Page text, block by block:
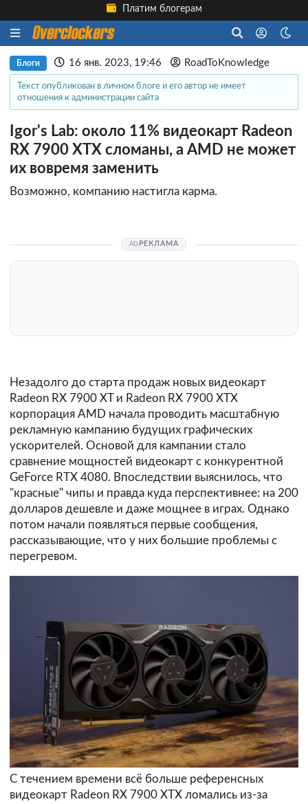
Платим блогерам
Блоги 16 янв. 2023, 19:46 RoadToKnowledge
Текст опубликован в личном блоге и его автор не имеет
отношения к администрации сайта
Igor's Lab: около 11% видеокарт Radeon
RX 7900 XTX сломаны, а AMD не может
их вовремя заменить
Возможно, компанию настигла карма.
РЕКЛАМА
Незадолго до старта продаж новых видеокарт
Radeon RX 7900 XT и Radeon RX 7900 XTX
корпорация AMD начала проводить масштабную
рекламную кампанию будущих графических
ускорителей. Основой для кампании стало
сравнение мощностей видеокарт с конкурентной
GeForce RTX 4080. Впоследствии выяснилось, что
"красные" чипы и правда куда перспективнее: на 200
долларов дешевле и даже мощнее в играх. Однако
потом начали появляться первые сообщения,
рассказывающие, что у них большие проблемы с
перегревом.
С течением времени всё больше референсных
видеокарт Radeon RX 7900 XTX ломались из-за